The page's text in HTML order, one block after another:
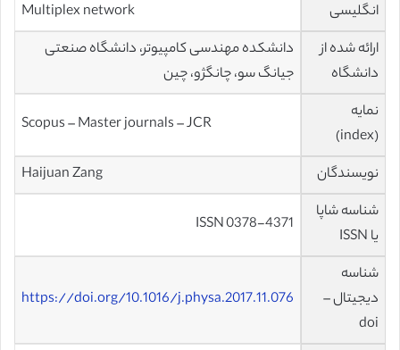
انگلیسی
Multiplex network
ارائه شده از
دانشگاه
دانشکده مهندسی کامپیوتر، دانشگاه صنعتی
جیانگ سو، چانگژو، چین
نمایه
(index)
Scopus – Master journals – JCR
نویسندگان
Haijuan Zang
شناسه شاپا
یا ISSN
ISSN 0378-4371
شناسه
دیجیتال –
doi
https://doi.org/10.1016/j.physa.2017.11.076